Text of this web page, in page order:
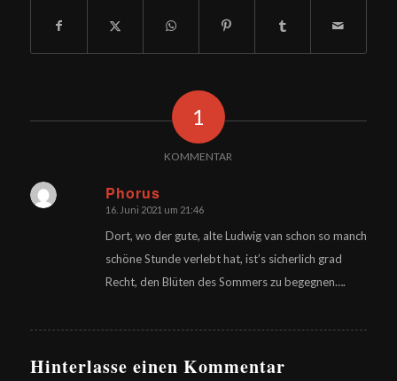
1
KOMMENTAR
Phorus
sagte:
16. Juni 2021 um 21:46
Dort, wo der gute, alte Ludwig van schon so manch
schöne Stunde verlebt hat, ist’s sicherlich grad
Recht, den Blüten des Sommers zu begegnen….
Hinterlasse einen Kommentar